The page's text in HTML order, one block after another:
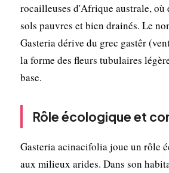
rocailleuses d'Afrique australe, où
sols pauvres et bien drainés. Le
Gasteria dérive du grec gastêr
la forme des fleurs tubulaires
base.
Rôle écologique et
Gasteria acinacifolia joue un rôle
aux milieux arides. Dans son